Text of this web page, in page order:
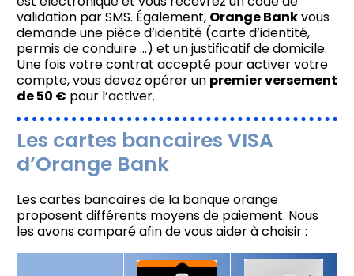
validation par SMS. Également, Orange Bankvous
demande une pièce d’identité (carte d’identité,
permis de conduire …) et un justificatif de domicile.
Une fois votre contrat accepté pour activer votre
compte, vous devez opérer un premier versement
de 50 € pour l’activer.
Les cartes bancaires VISA
d’Orange Bank
Les cartes bancaires de la banque orange
proposent différents moyens de paiement. Nous
les avons comparé afin de vous aider à choisir :